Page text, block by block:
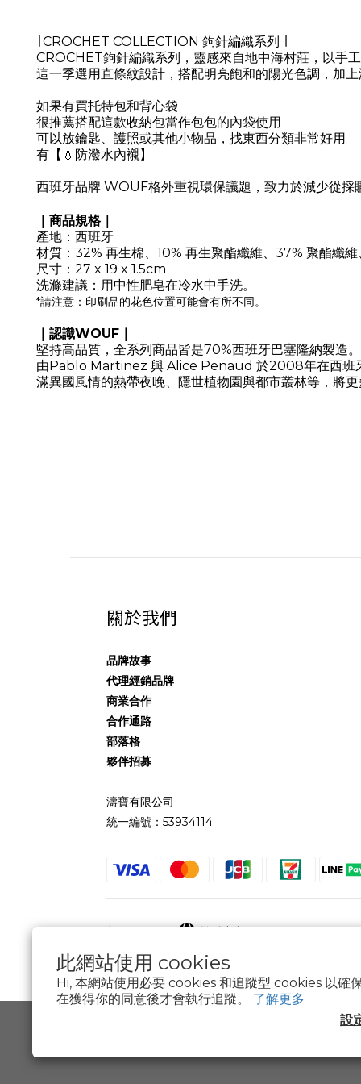
此網站使用 cookies
Hi, 本網站使用必要 cookies 和追蹤型 cookies 以確
在獲得你的同意後才會執行追蹤。 了解更多
設
∣ CROCHET COLLECTION 鉤針編織系列 ∣
CROCHET鉤針編織系列，靈感來自地中海村莊，以手
這一季選用直條紋設計，搭配明亮飽和的陽光色調，加
如果有買托特包和背心袋
很推薦搭配這款收納包當作包包的內袋使用
可以放鑰匙、護照或其他小物品，找東西分類非常好用
有【💧防潑水內襯】
西班牙品牌 WOUF格外重視環保議題，致力於減少從採
｜商品規格｜
產地：西班牙
材質：32% 再生棉、10% 再生聚酯纖維、37% 聚酯纖
尺寸：27 x 19 x 1.5cm
洗滌建議：用中性肥皂在冷水中手洗。
*請注意：印刷品的花色位置可能會有所不同。
｜認識WOUF｜
堅持高品質，全系列商品皆是70%西班牙巴塞隆納製造。
由Pablo Martinez 與 Alice Penaud 於2008年在西班
滿異國風情的熱帶夜晚、隱世植物園與都市叢林等，將
關於我們
品牌故事
代理經銷品牌
商業合作
合作通路
部落格
夥伴招募
濤寶有限公司
統一編號：53934114
$ TWD 繁體中文